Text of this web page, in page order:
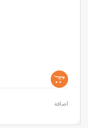
+
اضافة